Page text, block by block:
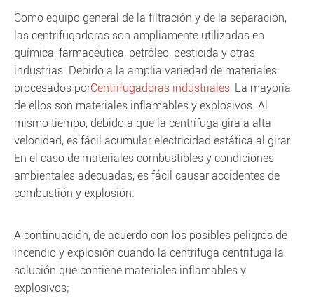
Como equipo general de la filtración y de la separación,
las centrifugadoras son ampliamente utilizadas en
química, farmacéutica, petróleo, pesticida y otras
industrias. Debido a la amplia variedad de materiales
procesados porCentrifugadoras industriales, La mayoría
de ellos son materiales inflamables y explosivos. Al
mismo tiempo, debido a que la centrífuga gira a alta
velocidad, es fácil acumular electricidad estática al girar.
En el caso de materiales combustibles y condiciones
ambientales adecuadas, es fácil causar accidentes de
combustión y explosión.
A continuación, de acuerdo con los posibles peligros de
incendio y explosión cuando la centrífuga centrifuga la
solución que contiene materiales inflamables y
explosivos;